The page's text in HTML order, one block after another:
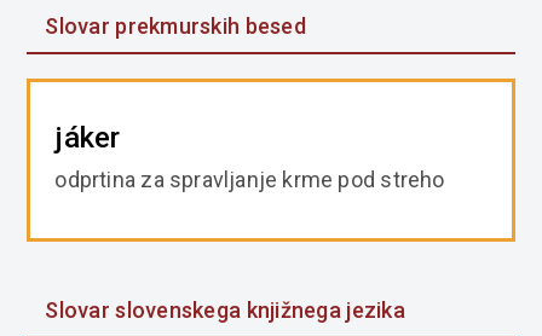
Slovar prekmurskih besed
jáker
odprtina za spravljanje krme pod streho
Slovar slovenskega knjižnega jezika